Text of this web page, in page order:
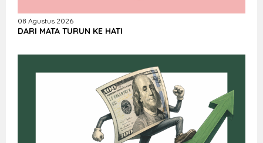
08 Agustus 2026
DARI MATA TURUN KE HATI